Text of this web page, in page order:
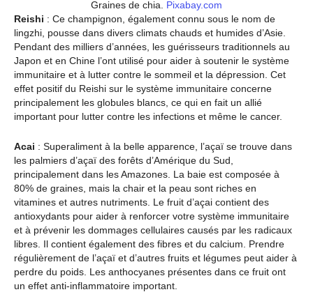
Graines de chia. Pixabay.com
Reishi : Ce champignon, également connu sous le nom de
lingzhi, pousse dans divers climats chauds et humides d’Asie.
Pendant des milliers d’années, les guérisseurs traditionnels au
Japon et en Chine l’ont utilisé pour aider à soutenir le système
immunitaire et à lutter contre le sommeil et la dépression. Cet
effet positif du Reishi sur le système immunitaire concerne
principalement les globules blancs, ce qui en fait un allié
important pour lutter contre les infections et même le cancer.
Acai : Superaliment à la belle apparence, l’açaï se trouve dans
les palmiers d’açaï des forêts d’Amérique du Sud,
principalement dans les Amazones. La baie est composée à
80% de graines, mais la chair et la peau sont riches en
vitamines et autres nutriments. Le fruit d’açai contient des
antioxydants pour aider à renforcer votre système immunitaire
et à prévenir les dommages cellulaires causés par les radicaux
libres. Il contient également des fibres et du calcium. Prendre
régulièrement de l’açaï et d’autres fruits et légumes peut aider à
perdre du poids. Les anthocyanes présentes dans ce fruit ont
un effet anti-inflammatoire important.